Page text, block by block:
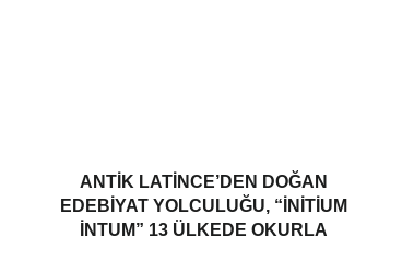
ANTIK LATINCE’DEN DOĞAN
EDEBIYAT YOLCULUĞU, “INITIUM
INTUM” 13 ÜLKEDE OKURLA